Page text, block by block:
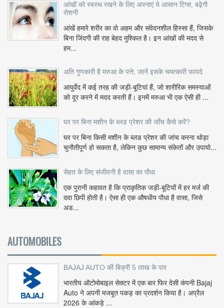
आंखों को स्वस्थ रखने के लिए अपनाएं ये आसान टिप्स, बढ़ेगी
रोशनी
आंखें हमारे शरीर का वो अहम और संवेदनशील हिस्सा हैं, जिसके
बिना जिंदगी की राह बेहद मुश्किल है। इन आंखों की मदद से
हम...
अति गुणकारी है मरुआ के पत्ते, जानें इसके चमत्कारी फायदे
आयुर्वेद में कई तरह की जड़ी-बूटियां हैं, जो शारीरिक समस्याओं
को दूर करने में मदद करती हैं। इनमें मरुआ भी एक ऐसी ही ...
घर पर बिना मशीन के ब्लड प्रेशर की जाँच कैसे करें?
घर पर बिना किसी मशीन के ब्लड प्रेशर की जांच करना थोड़ा
चुनौतीपूर्ण हो सकता है, लेकिन कुछ सामान्य संकेतों और उपायो...
सेहत के लिए संजीवनी है वासा का पौधा
एक पुरानी कहावत है कि प्राकृतिक जड़ी-बूटियों में हर मर्ज की
दवा छिपी होती है। ऐसा ही एक औषधीय पौधा है वासा, जिसे
अड...
AUTOMOBILES
BAJAJ AUTO की बिक्री 5 लाख के पार
भारतीय ऑटोमोबाइल सेक्टर में एक बार फिर देसी कंपनी Bajaj
Auto ने अपनी मजबूत पकड़ का प्रदर्शन किया है। अप्रैल
2026 के आंकड़े ...